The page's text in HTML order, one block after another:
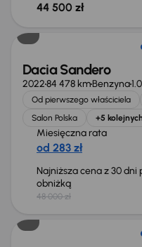
44 500 zł
Taniej o 500 zł
Dacia Sandero
202284 478 kmBenzyna
Od pierwszego właściciela
Salon Polska
+5
Miesięczna rata
od 283 zł
Najniższa cena z 30 dni
obniżką
48 000 zł
Świeżo skupione